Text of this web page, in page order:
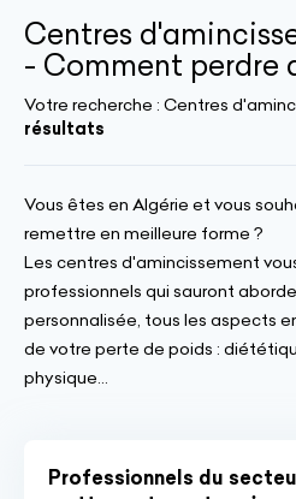
Centres
- Comment perdre
Votre recherche : Centres
résultats
Vous êtes en Algérie et vous
remettre en meilleure forme ?
Les centres d'amincissement
professionnels qui sauront
personnalisée, tous les aspects
de votre perte de poids :
physique...
Professionnels du